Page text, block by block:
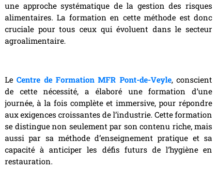
une approche systématique de la gestion des risques
alimentaires. La formation en cette méthode est donc
cruciale pour tous ceux qui évoluent dans le secteur
agroalimentaire.
LeCentre de Formation MFR Pont-de-Veyle, conscient
de cette nécessité, a élaboré une formation d’une
journée, à la fois complète et immersive, pour répondre
aux exigences croissantes de l’industrie. Cette formation
se distingue non seulement par son contenu riche, mais
aussi par sa méthode d’enseignement pratique et sa
capacité à anticiper les défis futurs de l’hygiène en
restauration.